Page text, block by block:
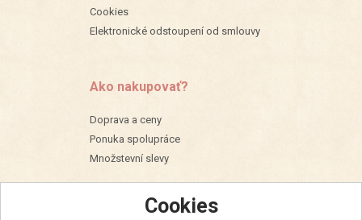
Cookies
Cookies
Elektronické odstoupení od smlouvy
Ako nakupovať?
Doprava a ceny
Ponuka spolupráce
Množstevní slevy